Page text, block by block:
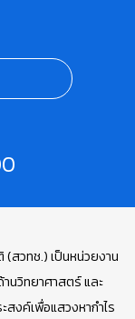
สวทช.) เป็นหน่วยงาน
นวิทยาศาสตร์ และ
สงค์เพื่อแสวงหากำไร